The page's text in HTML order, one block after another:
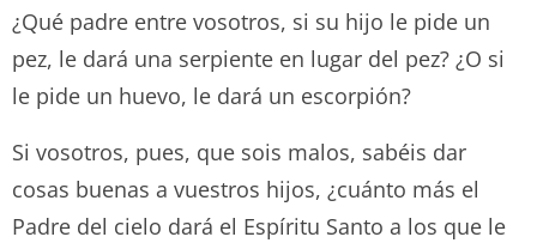
¿Qué padre entre vosotros, si su hijo le pide un
pez, le dará una serpiente en lugar del pez? ¿O si
le pide un huevo, le dará un escorpión?
Si vosotros, pues, que sois malos, sabéis dar
cosas buenas a vuestros hijos, ¿cuánto más el
Padre del cielo dará el Espíritu Santo a los que le